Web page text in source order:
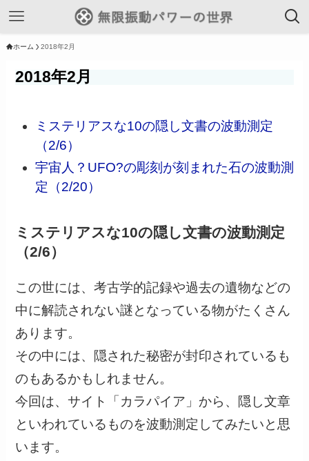
ホーム 2018年2月
2018年2月
ミステリアスな10の隠し文書の波動測定
（2/6）
宇宙人？UFO?の彫刻が刻まれた石の波動測
定（2/20）
ミステリアスな10の隠し文書の波動測定
（2/6）
この世には、考古学的記録や過去の遺物などの
中に解読されない謎となっている物がたくさん
あります。
その中には、隠された秘密が封印されているも
のもあるかもしれません。
今回は、サイト「カラパイア」から、隠し文章
といわれているものを波動測定してみたいと思
います。